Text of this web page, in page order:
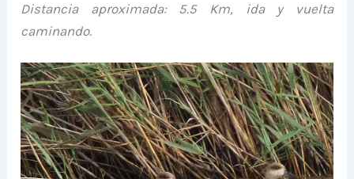
Distancia aproximada: 5.5 Km, ida y vuelta
caminando.